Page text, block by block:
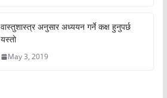
वास्तुशास्त्र अनुसार अध्ययन गर्ने कक्ष हुनुपर्छ
यस्तो
May 3, 2019